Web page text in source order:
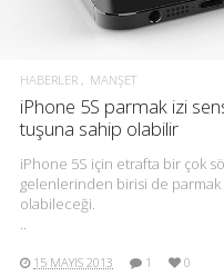
HABERLER MANŞET
iPhone 5S parmak izi
tuşuna sahip olabilir
iPhone 5S için etrafta bir çok
gelenlerinden birisi de
olabileceği.
..
15 MAYIS 2013 1 0